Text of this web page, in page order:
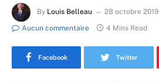
By Louis Belleau
28 octobre 2019
Aucun commentaire
4 Mins Read
Facebook Twitter